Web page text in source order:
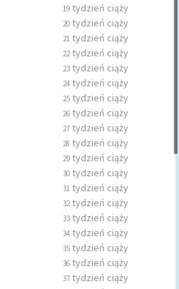
19 tydzień ciąży
20 tydzień ciąży
21 tydzień ciąży
22tydzień ciąży
23 tydzień ciąży
24 tydzień ciąży
25 tydzień ciąży
26 tydzień ciąży
27 tydzień ciąży
28 tydzień ciąży
29 tydzień ciąży
30 tydzień ciąży
31 tydzień ciąży
32tydzień ciąży
33 tydzień ciąży
34 tydzień ciąży
35 tydzień ciąży
36 tydzień ciąży
37 tydzień ciąży